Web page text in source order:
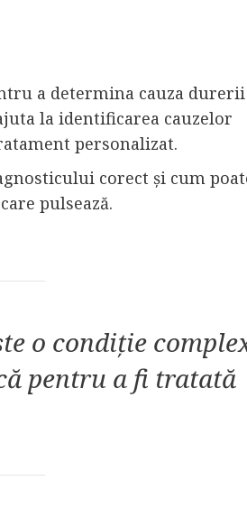
a determina cauza
la identificarea cauzelor
personalizat.
corect și cum
pulsează.
o condiție
pentru a fi tratată